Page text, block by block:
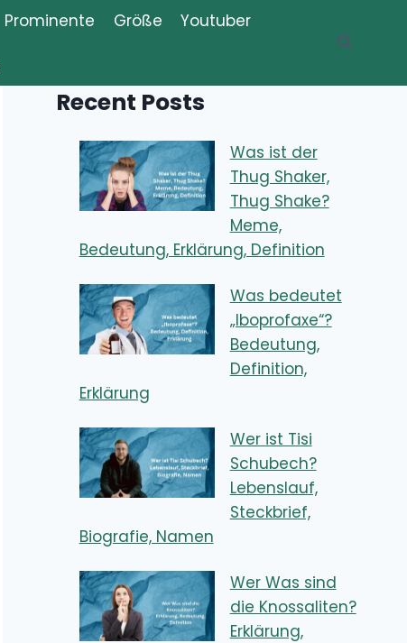
Prominente Größe
Youtuber
Recent Posts
Was ist der
Thug Shaker,
Thug Shake?
Meme,
Bedeutung, Erklärung, Definition
Was bedeutet
„Iboprofaxe“?
Bedeutung,
Definition,
Erklärung
Wer ist Tisi
Schubech?
Lebenslauf,
Steckbrief,
Biografie, Namen
Wer Was sind
die Knossaliten?
Erklärung,